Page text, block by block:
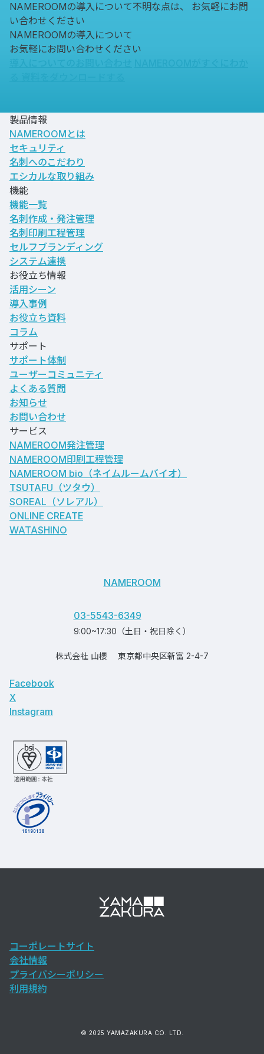
NAMEROOMの導入について不明な点は、
お気軽にお問
い合わせください
NAMEROOMの導入について
お気軽にお問い合わせください
製品情報
NAMEROOMとは
セキュリティ
名刺へのこだわり
エシカルな取り組み
機能
機能一覧
名刺作成・発注管理
名刺印刷工程管理
セルフブランディング
システム連携
お役立ち情報
活用シーン
導入事例
お役立ち資料
コラム
サポート
サポート体制
ユーザーコミュニティ
よくある質問
お知らせ
お問い合わせ
サービス
NAMEROOM発注管理
NAMEROOM印刷工程管理
NAMEROOM bio （ネイムルームバイオ）
TSUTAFU（ツタウ）
SOREAL（ソレアル）
ONLINE CREATE
WATASHINO
NAMEROOM
03-5543-6349
9:00~17:30（土日・祝日除く）
株式会社 山櫻 東京都中央区新富 2-4-7
Facebook
X
Instagram
コーポレートサイト
会社情報
プライバシーポリシー
利用規約
© 2025 YAMAZAKURA CO. LTD.